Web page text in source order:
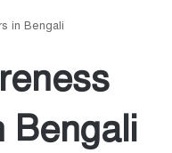
in Bengali
Bengali